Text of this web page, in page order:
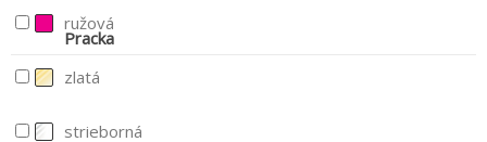
ružová
zlatá
strieborná
Pracka